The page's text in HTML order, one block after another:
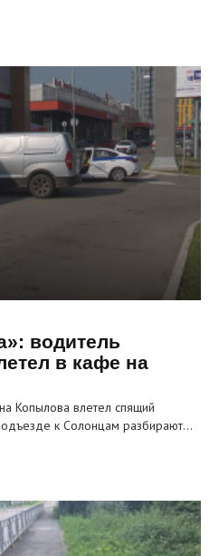
водитель
в кафе на
Копылова влетел спящий
к Солонцам разбирают…